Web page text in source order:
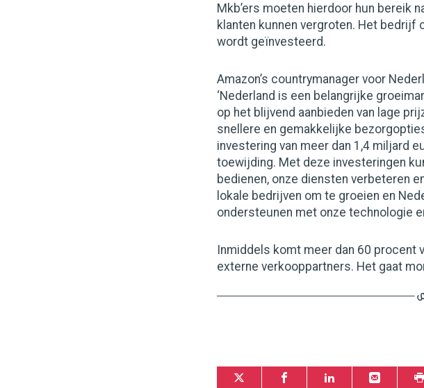
Mkb’ers moeten hierdoor hun bereik
klanten kunnen vergroten. Het
wordt geïnvesteerd.
Amazon’s countrymanager voor
‘Nederland is een belangrijke
op het blijvend aanbieden van lage
snellere en gemakkelijke
investering van meer dan 1,4 miljard
toewijding. Met deze investeringen
bedienen, onze diensten verbeteren
lokale bedrijven om te groeien en
ondersteunen met onze technologie
Inmiddels komt meer dan 60 procent
externe verkooppartners. Het gaat